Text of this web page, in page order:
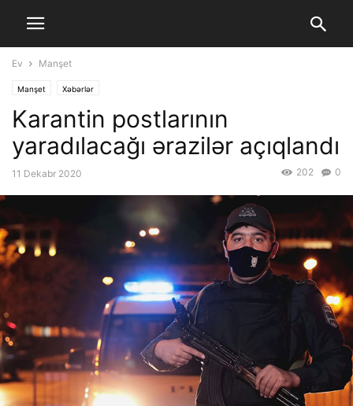
Ev Manşet
Manşet Xəbərlər
Karantin postlarının
yaradılacağı ərazilər açıqlandı
11 Dekabr 2020 0
202